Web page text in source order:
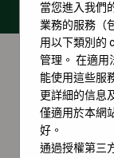
勞力士配飾
當您進入我們
業務的服務（
用以下類別的
管理。 在適用
能使用這些服
更詳細的信息
僅適用於本網
好。
通過授權第三